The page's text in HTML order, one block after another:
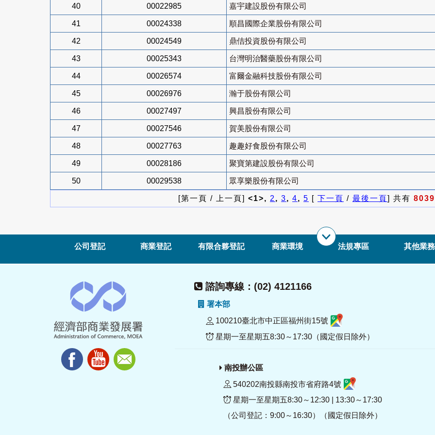
40 00022985 嘉宇建設股份有限公司
41 00024338 順昌國際企業股份有限公司
42 00024549 鼎佶投資股份有限公司
43 00025343 台灣明治醫藥股份有限公司
44 00026574 富爾金融科技股份有限公司
45 00026976 瀚于股份有限公司
46 00027497 興昌股份有限公司
47 00027546 賀美股份有限公司
48 00027763 趣趣好食股份有限公司
49 00028186 聚寶第建設股份有限公司
50 00029538 眾享樂股份有限公司
[第一頁 / 上一頁] <1>, 2, 3, 4, 5 [ 下一頁 / 最後一頁] 共有 8039
公司登記 商業登記 有限合夥登記 商業環境 法規專區 其他業務
諮詢專線：(02) 4121166
署本部
100210臺北市中正區福州街15號
星期一至星期五8:30～17:30（國定假日除外）
南投辦公區
540202南投縣南投市省府路4號
星期一至星期五8:30～12:30 | 13:30～17:30
（公司登記：9:00～16:30）（國定假日除外）